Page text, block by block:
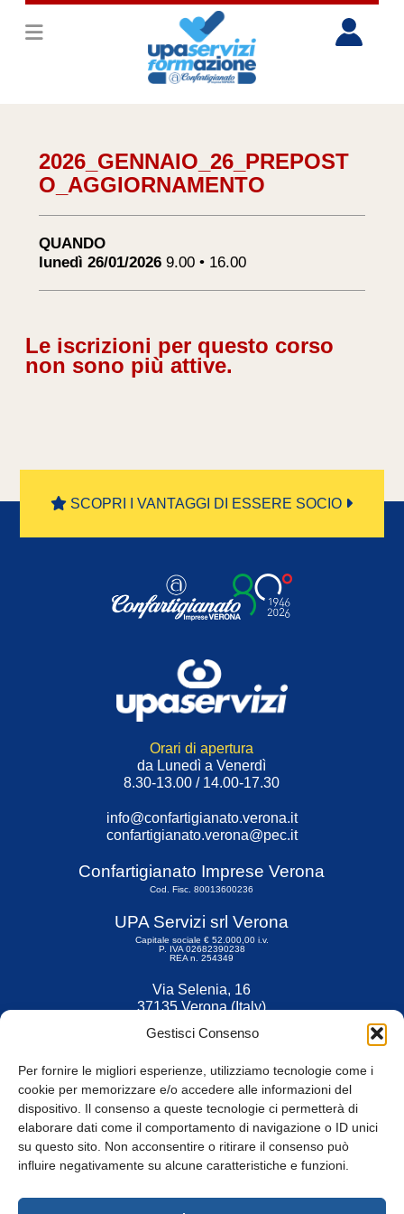
Gestisci Consenso
Per fornire le migliori esperienze, utilizziamo tecnologie come i
cookie per memorizzare e/o accedere alle informazioni del
dispositivo. Il consenso a queste tecnologie ci permetterà di
elaborare dati come il comportamento di navigazione o ID unici
su questo sito. Non acconsentire o ritirare il consenso può
influire negativamente su alcune caratteristiche e funzioni.
2026_GENNAIO_26_PREPOST
O_AGGIORNAMENTO
QUANDO
lunedì 26/01/2026 9.00 • 16.00
Le iscrizioni per questo corso
non sono più attive.
SCOPRI I VANTAGGI DI ESSERE SOCIO
Orari di apertura
da Lunedì a Venerdì
8.30-13.00 / 14.00-17.30
info@confartigianato.verona.it
confartigianato.verona@pec.it
Confartigianato Imprese Verona
Cod. Fisc. 80013600236
UPA Servizi srl Verona
Capitale sociale € 52.000,00 i.v.
P. IVA 02682390238
REA n. 254349
Via Selenia, 16
37135 Verona (Italy)
Fax 045 9211599
© Tutti i diritti riservati